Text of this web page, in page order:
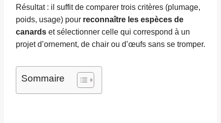
Résultat : il suffit de comparer trois critères (plumage,
poids, usage) pour reconnaître les espèces de
canards et sélectionner celle qui correspond à un
projet d’ornement, de chair ou d’œufs sans se tromper.
Sommaire